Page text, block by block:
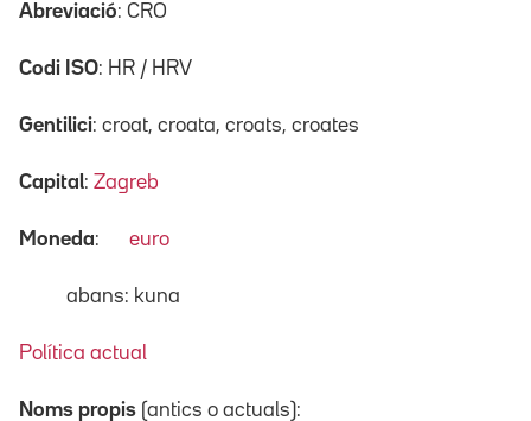
Abreviació: CRO
Codi ISO: HR / HRV
Gentilici: croat, croata, croats, croates
Capital: Zagreb
Moneda: euro
abans: kuna
Política actual
Noms propis (antics o actuals):